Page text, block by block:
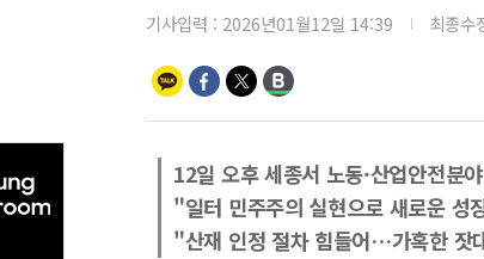
기사입력 : 2026년01월12일 14:39 최종수
12일 오후 세종서 노동·산업안전분
"일터 민주주의 실현으로 새로운 성
"산재 인정 절차 힘들어…가혹한 잣